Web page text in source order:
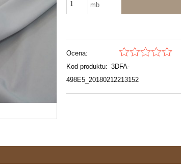
mb
Ocena:
Kod produktu: 3DFA-
498E5_20180212213152